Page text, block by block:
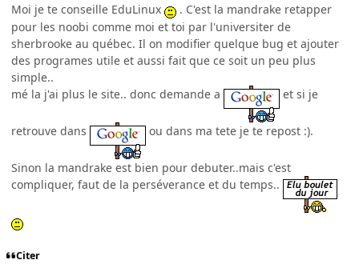
Moi je te conseille EduLinux
. C'est la mandrake retapper
pour les noobi comme moi et toi par l'universiter de
sherbrooke au québec. Il on modifier quelque bug et ajouter
des programes utile et aussi fait que ce soit un peu plus
simple..
mé la j'ai plus le site.. donc demande a
et si je
retrouve dans ou dans ma tete je te repost :).
Sinon la mandrake est bien pour debuter..mais c'est
compliquer, faut de la perséverance et du temps..
Citer